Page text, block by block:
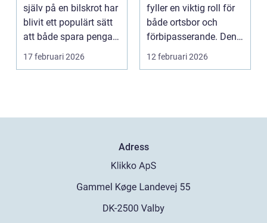
själv på en bilskrot har
blivit ett populärt sätt
att både spara pengar
och g...
17 februari 2026
fyller en viktig roll för
både ortsbor och
förbipasserande. Den
fungerar som e...
12 februari 2026
Adress